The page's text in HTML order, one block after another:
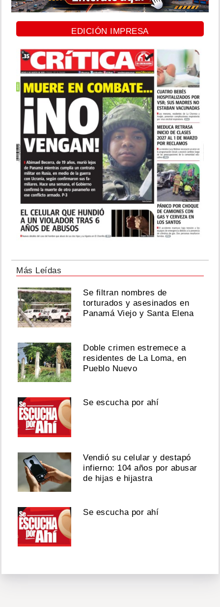
EDICIÓN IMPRESA
Más Leídas
Se filtran nombres de
torturados y asesinados en
Panamá Viejo y Santa Elena
Doble crimen estremece a
residentes de La Loma, en
Pueblo Nuevo
Se escucha por ahí
Vendió su celular y destapó
infierno: 104 años por abusar
de hijas e hijastra
Se escucha por ahí